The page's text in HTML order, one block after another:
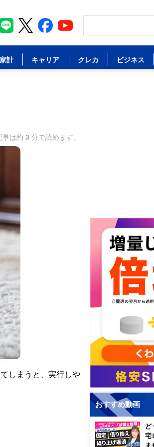
家計 キャリア クレカ ビジネス
事は約 3 分で読めます。
しまうと、実行しや
おすすめ動画
ど
宅
ま